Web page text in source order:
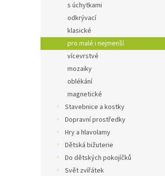
s úchytkami
odkrývací
klasické
pro malé i nejmenší
vícevrstvé
mozaiky
oblékání
magnetické
Stavebnice a kostky
Dopravní prostředky
Hry a hlavolamy
Dětská bižuterie
Do dětských pokojíčků
Svět zvířátek